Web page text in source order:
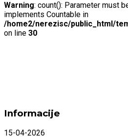
Warning: count(): Parameter must
implements Countable in
/home2/nerezisc/public_html/
on line 30
Informacije
15-04-2026